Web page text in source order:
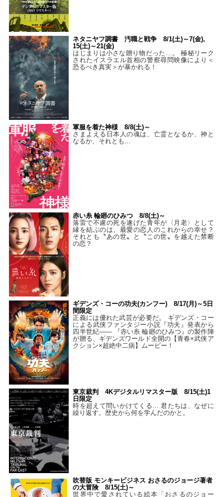
ネタニヤフ調書 汚職と戦争 8/1(土)～7(金),
15(土)～21(金)
はじまりは小さな贈り物だった…。 極秘リーク
されたイスラエル首相の警察尋問映像により＜
恐るべき真実＞が暴かれる！
軍服を着た神様 8/8(土)～
さまよえる日本人の魂は、亡霊となるか、神と
なるか、それとも…
赤い糸 輪廻のひみつ 8/8(土)～
落雷で不慮の死を遂げた青年が〈月老〉として
縁を結ぶのは、最愛の恋人のこれからの幸せ？
それとも〝あの世〟と〝この世〟を越えた禁断
の恋？
ギデンズ・コーの功夫(カンフー) 8/17(月)～5日
間限定
正義には優れた武芸が必要だ。 ギデンズ・コー
による武侠ファンタジー小説『功夫』発表から
四半世紀―― 『赤い糸 輪廻のひみつ』の製作陣
が贈る、ギデンズワールド全開の【青春×武侠ア
クション×超絶中二病】ムービー！
東京裁判 4Kデジタルリマスター版 8/15(土)1
日限定
時を超えて問いかけてくる… 君たちは、なぜに
繰り返す。歴史から何を学んだのかと。
吹替版 モンキービジネス おさるのジョージ著者
の大冒険 8/15(土)～
世界中で愛されている絵本「おさるのジョー